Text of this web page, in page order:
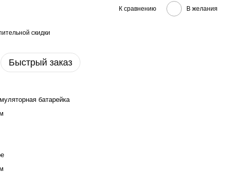
К сравнению В желания
скидки
Быстрый заказ
батарейка